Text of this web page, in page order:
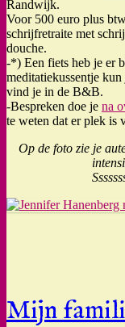
Randwijk.
Voor 500 euro plus
schrijfretraite met
douche.
-*) Een fiets heb je er
meditatiekussentje
vind je in de B&B.
-Bespreken doe je na
te weten dat er plek is
Op de foto zie je
Mijn